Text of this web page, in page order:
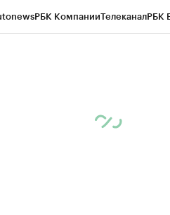
РБК КомпанииТелеканалРБК